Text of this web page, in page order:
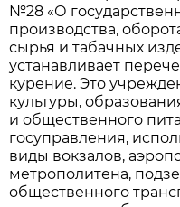
№28 «О
производства,
сырья и табачных
устанавливает
курение. Это
культуры,
и общественного
госуправления,
виды вокзалов,
метрополитена,
общественного